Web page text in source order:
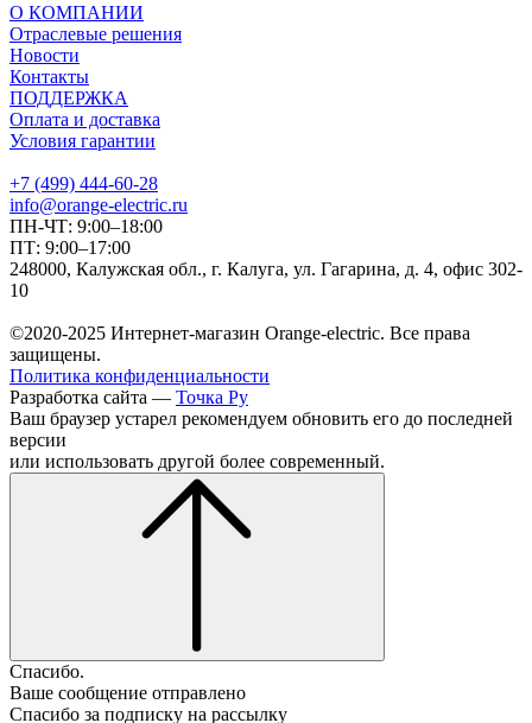
О КОМПАНИИ
Отраслевые решения
Новости
Контакты
ПОДДЕРЖКА
Оплата и доставка
Условия гарантии
+7 (499) 444-60-28
info@orange-electric.ru
ПН-ЧТ: 9:00–18:00
ПТ: 9:00–17:00
248000, Калужская обл., г. Калуга, ул. Гагарина, д. 4, офис 302-
10
©2020-2025 Интернет-магазин Orange-electric. Все права
защищены.
Политика конфиденциальности
Разработка сайта — Точка Ру
Ваш браузер устарел рекомендуем обновить его до последней
версии
или использовать другой более современный.
Спасибо.
Ваше сообщение отправлено
Спасибо за подписку на рассылку